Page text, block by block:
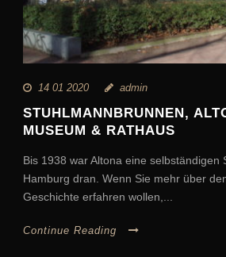
14 01 2020 admin
STUHLMANNBRUNNEN,
MUSEUM & RATHAUS
Bis 1938 war Altona eine selbständigen
Hamburg dran. Wenn Sie mehr über
Geschichte erfahren wollen,...
Continue Reading